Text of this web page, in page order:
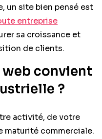
un site bien pensé est
entreprise
sa croissance et
de clients.
convient
?
activité, de votre
maturité commerciale.